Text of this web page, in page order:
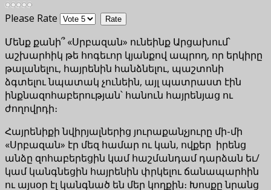
Please Rate
Մենք քանի՞ «Սրբազան» ունեինք Արցախում՝
աշխարհիկ թե հոգեւոր կյանքով ապրող, որ երկիրը
թալանելու, հայրենին հանձնելու, պաշտոնի
ձգտելու նպատակ չունեին, այլ պատրաստ էին
ինքնազոհաբերության՝ հանուն հայրենյաց ու
ժողովրդի։
Հայրենիքի նվիրյալներից յուրաքանչյուրը մի-մի
«Սրբազան» էր մեզ համար ու կան, ովքեր իրենց
անձը զոհաբերեցին կամ հաշմանդամ դարձան եւ/
կամ կանգնեցին հայրենին փրկելու ճանապարհին
ու այսօր էլ կանգնած են մեր կողքին։ Խոսքը նրանց